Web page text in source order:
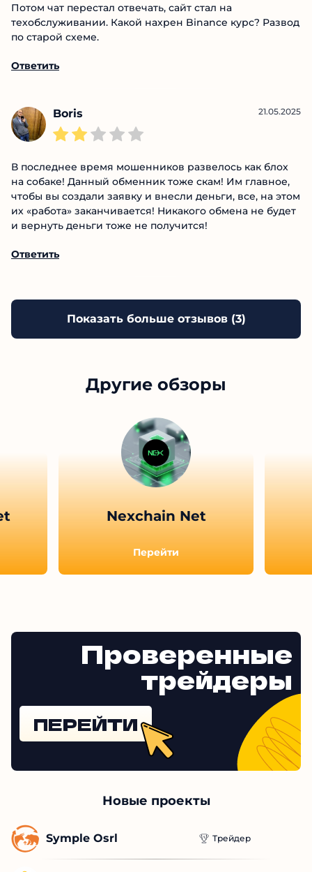
Потом чат перестал отвечать, сайт стал на
техобслуживании. Какой нахрен Binance курс? Развод
по старой схеме.
Ответить
Boris 21.05.2025
В последнее время мошенников развелось как блох
на собаке! Данный обменник тоже скам! Им главное,
чтобы вы создали заявку и внесли деньги, все, на этом
их «работа» заканчивается! Никакого обмена не будет
и вернуть деньги тоже не получится!
Ответить
Показать больше отзывов (3)
Другие обзоры
Nexchain Net
Перейти
Проверенные
трейдеры
ПЕРЕЙТИ
Новые проекты
Symple Osrl Трейдер